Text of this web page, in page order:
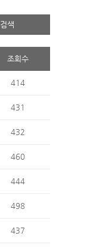
검색
조회수
414
431
432
460
444
498
437